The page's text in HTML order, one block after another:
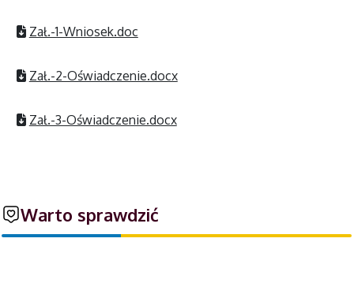
Zał.-1-Wniosek.doc
Zał.-2-Oświadczenie.docx
Zał.-3-Oświadczenie.docx
Warto sprawdzić